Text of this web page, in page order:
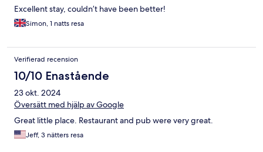
Excellent stay, couldn’t have been better!
Simon, 1 natts resa
Verifierad recension
10/10 Enastående
23 okt. 2024
Översätt med hjälp av Google
Great little place. Restaurant and pub were very great.
Jeff, 3 nätters resa